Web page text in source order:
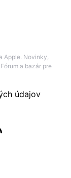
Novinky,
a bazár pre
údajov